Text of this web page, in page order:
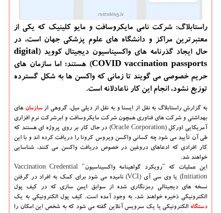
راستابلاگ: شرکت نامی مایکروسافت و مایو کلینیک که یکی از
معتبرترین مراکز و دانشگاه های علوم پزشکی جهان است، در
حال ایجاد گذرنامه های واکسیناسیون دیجیتال کووید (digital
COVID vaccination passports) هستند؛ اما سازمان های
حریم خصوصی می گویند تا زمانی که واکسن ها به شکل گسترده
توزیع نشود، انجام این کار ناعادلانه است.
به گزارش راستابلاگ به نقل از ایسنا و به نقل از دیلی میل، گروهی ازسازمان های
بهداشتی و شرکت های فناوری همچون شرکت مایکروسافت و ابرشرکت نرم افزاری
آمریکایی اورکل (Oracle Corporation) در حال کار بر روی پروژه ای هستند که
طی آن تأیید می شود چه کسانی واکسن ویروس کرونا را دریافت کرده اند و با این
کار افرادی که ادعاهای دروغین در خصوص دریافت واکسن می کنند، شناسایی
خواهند شد.
این عملیات که "رویکرد گواهینامه واکسیناسیون" Vaccination Credential
Initiation) یا وی سی آی (VCI) نامیده می شود برای کمک به افراد در گرفتن
نسخه های دیجیتالی رمزنگاری شده از سوابق ایمن سازی که در کیف پول
الکترونیکی ذخیره خواهند شد، به وجود آمده است. کیف پول الکترونیکی به یک
دستگاه الکترونیکی یا یک سرویس آنلاین گفته می شود که به شخص این امکان را